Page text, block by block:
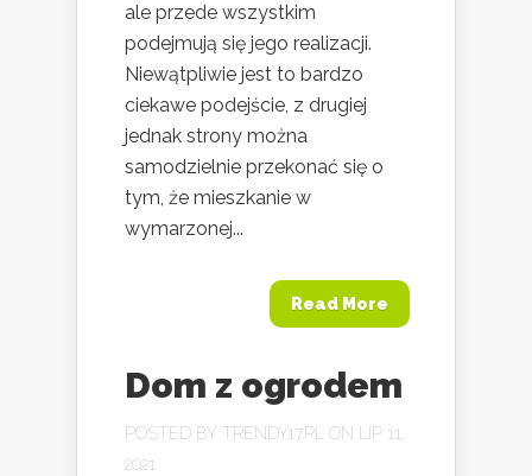
ale przede wszystkim
podejmują się jego realizacji.
Niewątpliwie jest to bardzo
ciekawe podejście, z drugiej
jednak strony można
samodzielnie przekonać się o
tym, że mieszkanie w
wymarzonej...
Read More
Dom z ogrodem
POSTED BY TRENDY17.PL ON LIP 11,
2021